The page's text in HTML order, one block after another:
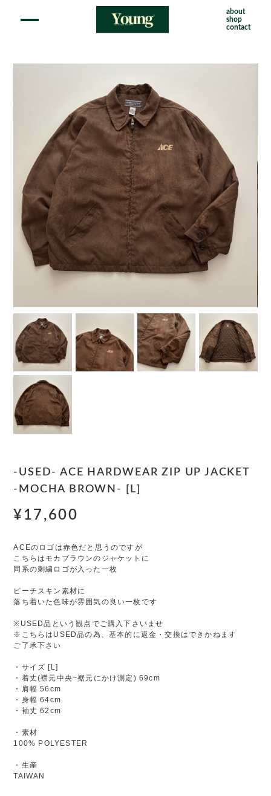
about
shop
contact
-USED- ACE HARDWEAR ZIP UP JACKET
-MOCHA BROWN- [L]
¥17,600
ACEのロゴは赤色だと思うのですが
こちらはモカブラウンのジャケットに
同系の刺繍ロゴが入った一枚
ピーチスキン素材に
落ち着いた色味が雰囲気の良い一枚です
※USED品という観点でご購入下さいませ
※こちらはUSED品の為、基本的に返金・交換はできかねます
ご了承下さい
・サイズ [L]
・着丈(襟元中央~裾元にかけ測定) 69cm
・肩幅 56cm
・身幅 64cm
・袖丈 62cm
・素材
100% POLYESTER
・生産
TAIWAN